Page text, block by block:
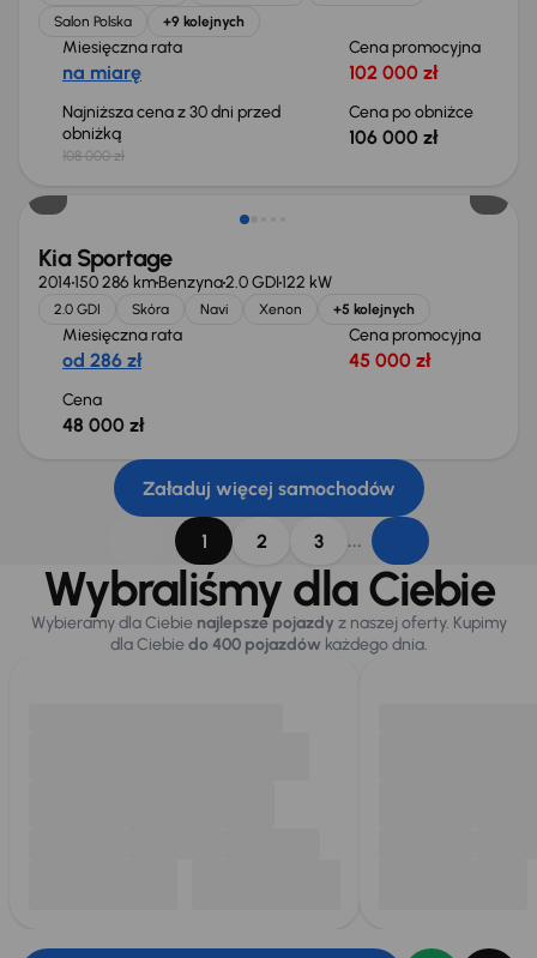
Salon Polska
+9 kolejnych
Miesięczna rata
na miarę
Cena promocyjna
102 000 zł
Najniższa cena z 30 dni przed
obniżką
108 000 zł
Cena po obniżce
106 000 zł
Kia Sportage
2014150 286 kmBenzyna2.0 GDI122 kW
2.0 GDI Skóra Navi Xenon +5 kolejnych
Miesięczna rata
od 286 zł
Cena promocyjna
45 000 zł
Cena
48 000 zł
Załaduj więcej samochodów
1 2 3 ...
Wybraliśmy dla Ciebie
Wybieramy dla Ciebie najlepsze pojazdy z naszej oferty. Kupimy
dla Ciebiedo 400 pojazdówkażdego dnia.